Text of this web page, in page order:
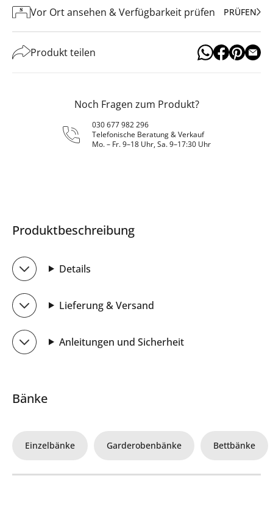
Vor Ort ansehen & Verfügbarkeit prüfen PRÜFEN
Produkt teilen
Noch Fragen zum Produkt?
030 677 982 296
Telefonische Beratung & Verkauf
Mo. – Fr. 9–18 Uhr, Sa. 9–17:30 Uhr
Produktbeschreibung
Details
Lieferung & Versand
Anleitungen und Sicherheit
Bänke
Einzelbänke Garderobenbänke Bettbänke